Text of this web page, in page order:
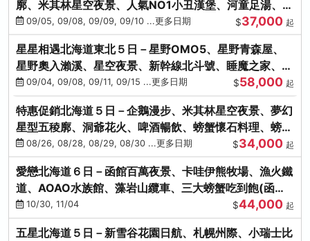
廓、米其林星空夜景、人氣NO1小丑漢堡、河童足湯、奇
幻燈遊步道、璀璨溪谷
09/05, 09/08, 09/09, 09/10 ...更多日期 $37,000 起
星星相遇北海道東北５日－星野OMO5、星野青森屋、
星野奧入瀨溪、星空夜景、新幹線北斗號、睡魔之家、十
和田湖(不進免稅店)
09/04, 09/08, 09/11, 09/15 ...更多日期 $58,000 起
特惠促銷北海道５日－企鵝漫步、米其林星空夜景、夢幻
星型五稜廓、洞爺花火、啤酒暢飲、螃蟹懷石料理、螃蟹
吃到飽
08/26, 08/28, 08/29, 08/30 ...更多日期 $34,000 起
愛戀北海道６日－函館百萬夜景、卡哇伊熊牧場、漁火鐵
道、AOAO水族館、藻岩山纜車、三大螃蟹吃到飽(函館/
千歲)
10/30, 11/04 $44,000 起
五星北海道５日－新雪谷花園日航、札幌州際、小瑞士比